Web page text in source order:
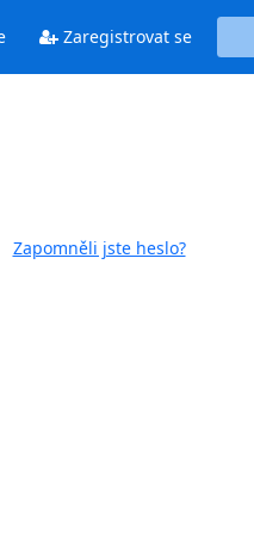
Zaregistrovat se
Zapomněli jste heslo?